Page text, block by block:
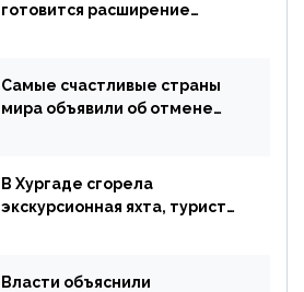
готовится расширение
Самые счастливые страны
мира объявили об отмене
В Хургаде сгорела
экскурсионная яхта, туристы
Власти объяснили